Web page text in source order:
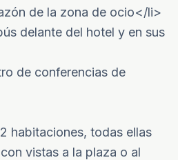
de la zona de ocio</li>
delante del hotel y en sus
de conferencias de
habitaciones, todas ellas
vistas a la plaza o al